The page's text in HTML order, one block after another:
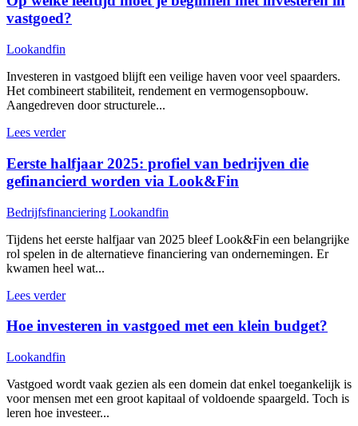
vastgoed?
Lookandfin
Investeren in vastgoed blijft een veilige haven voor veel spaarders.
Het combineert stabiliteit, rendement en vermogensopbouw.
Aangedreven door structurele...
Lees verder
Eerste halfjaar 2025: profiel van bedrijven die
gefinancierd worden via Look&Fin
Bedrijfsfinanciering Lookandfin
Tijdens het eerste halfjaar van 2025 bleef Look&Fin een belangrijke
rol spelen in de alternatieve financiering van ondernemingen. Er
kwamen heel wat...
Lees verder
Hoe investeren in vastgoed met een klein budget?
Lookandfin
Vastgoed wordt vaak gezien als een domein dat enkel toegankelijk is
voor mensen met een groot kapitaal of voldoende spaargeld. Toch is
leren hoe investeer...